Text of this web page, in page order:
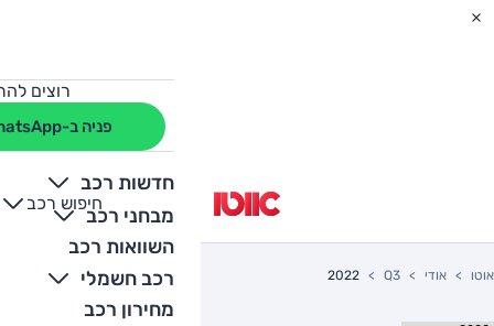
רוצים
פניה ב-WhatsApp
חדשות רכב
מבחני רכב
השוואות רכב
רכב חשמלי
מחירון רכב
חיפוש רכב
+
-
אוטו אודי Q3
2022